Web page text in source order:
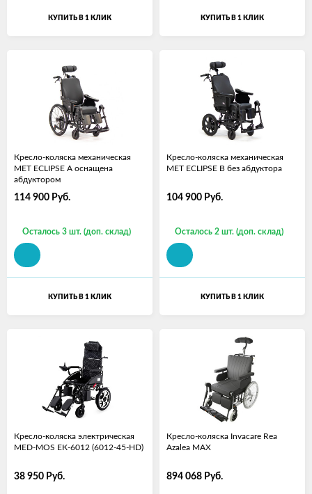
КУПИТЬ В 1 КЛИК КУПИТЬ В 1 КЛИК
Кресло-коляска механическая
MET ECLIPSE A оснащена
абдуктором
114 900 Руб.
Осталось 3 шт. (доп. склад)
КУПИТЬ В 1 КЛИК
Кресло-коляска механическая
MET ECLIPSE B без абдуктора
104 900 Руб.
Осталось 2 шт. (доп. склад)
КУПИТЬ В 1 КЛИК
Кресло-коляска электрическая
MED-MOS ЕК-6012 (6012-45-HD)
38 950 Руб.
Кресло-коляска Invacare Rea
Azalea MAX
894 068 Руб.